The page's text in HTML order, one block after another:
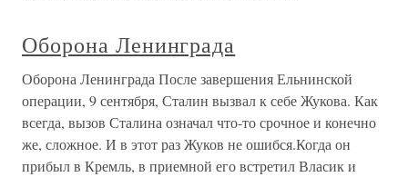
Оборона Ленинграда
Оборона Ленинграда После завершения Ельнинской
операции, 9 сентября, Сталин вызвал к себе Жукова. Как
всегда, вызов Сталина означал что-то срочное и конечно
же, сложное. И в этот раз Жуков не ошибся.Когда он
прибыл в Кремль, в приемной его встретил Власик и